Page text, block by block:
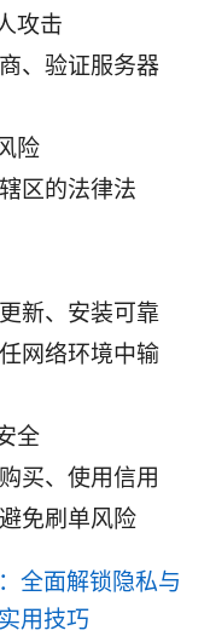
攻击
、验证服务器
险
区的法律法
新、安装可靠
网络环境中输
全
买、使用信用
免刷单风险
全面解锁隐私与
用技巧